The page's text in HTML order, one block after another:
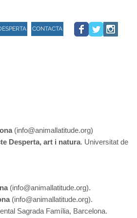
CONTACTA
(info@animallatitude.org)
Desperta, art i natura. Universitat de
(info@animallatitude.org).
(info@animallatitude.org).
Sagrada Família, Barcelona.